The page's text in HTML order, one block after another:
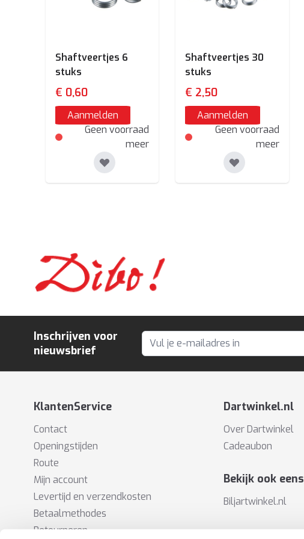
Shaftveertjes 6
stuks
€ 0,60
Aanmelden
Geen voorraad
meer
Shaftveertjes 30
stuks
€ 2,50
Aanmelden
Geen voorraad
meer
Inschrijven voor
nieuwsbrief
E-mailadres
KlantenService
Contact
Openingstijden
Route
Mijn account
Levertijd en verzendkosten
Betaalmethodes
Retourneren
Dartwinkel.nl
Over Dartwinkel
Cadeaubon
Bekijk ook eens
Biljartwinkel.nl